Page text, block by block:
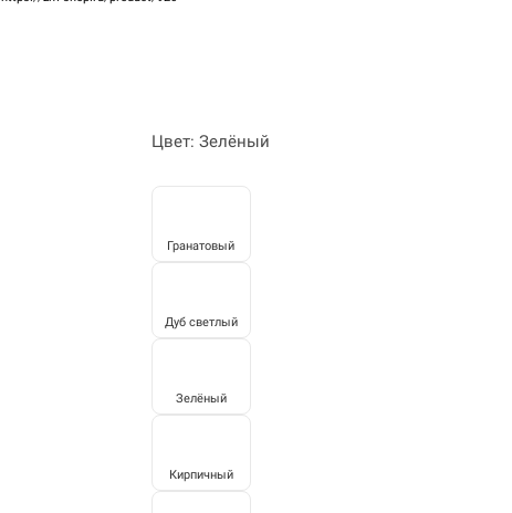
Цвет: Зелёный
Гранатовый
Дуб светлый
Зелёный
Кирпичный